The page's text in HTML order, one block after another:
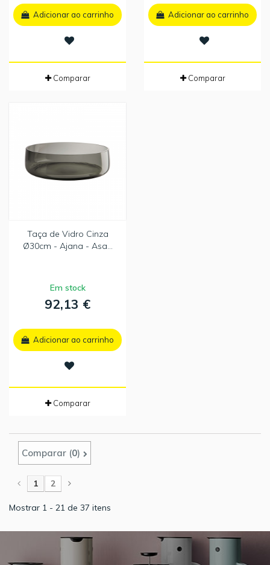
Adicionar ao carrinho
Comparar
Adicionar ao carrinho
Comparar
Taça de Vidro Cinza
Ø30cm - Ajana - Asa...
Em stock
92,13 €
Adicionar ao carrinho
Comparar
Comparar (0)
1 2
Mostrar 1 - 21 de 37 itens